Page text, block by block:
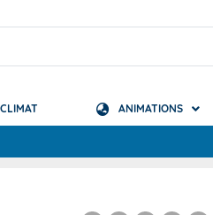
CLIMAT ANIMATIONS